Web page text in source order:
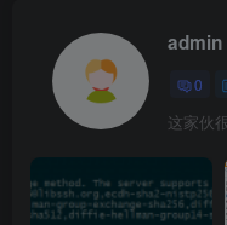
admin
0
这家伙